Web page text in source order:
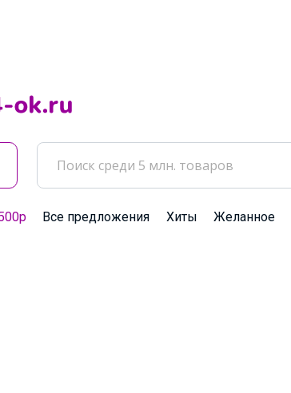
Все предложения Хиты Желанное